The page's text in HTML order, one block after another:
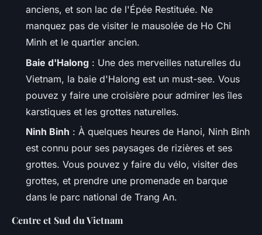
anciens, et son lac de l'Épée Restituée. Ne
manquez pas de visiter le mausolée de Ho Chi
Minh et le quartier ancien.
Baie d'Halong : Une des merveilles naturelles du
Vietnam, la baie d'Halong est un must-see. Vous
pouvez y faire une croisière pour admirer les îles
karstiques et les grottes naturelles.
Ninh Binh : À quelques heures de Hanoi, Ninh Binh
est connu pour ses paysages de rizières et ses
grottes. Vous pouvez y faire du vélo, visiter des
grottes, et prendre une promenade en barque
dans le parc national de Trang An.
Centre et Sud du Vietnam